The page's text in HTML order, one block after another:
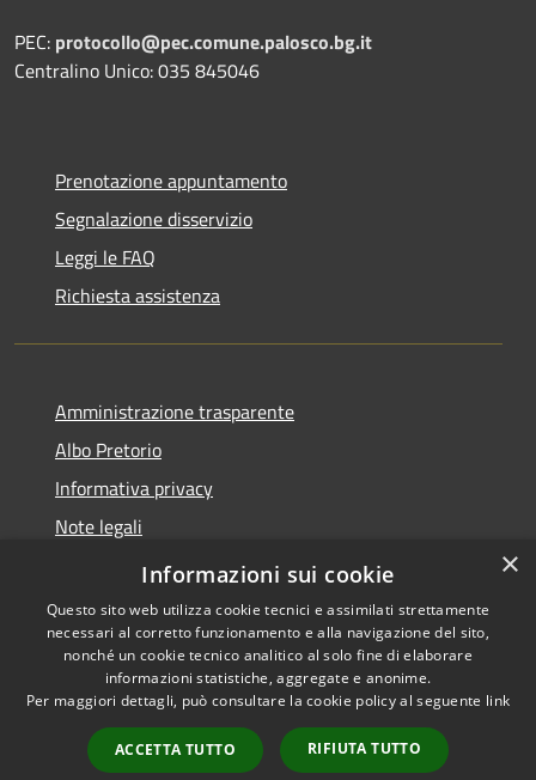
PEC: protocollo@pec.comune.palosco.bg.it
Centralino Unico: 035 845046
Prenotazione appuntamento
Segnalazione disservizio
Leggi le FAQ
Richiesta assistenza
Amministrazione trasparente
Albo Pretorio
Informativa privacy
Note legali
Dichiarazione di accessibilità
Accessibilità
Copyright © 2026 • Comune di
Palosco • Powered by
Municipium•
Accesso
redazione
×
Informazioni sui cookie
Questo sito web utilizza cookie tecnici e assimilati strettamente
necessari al corretto funzionamento e alla navigazione del sito,
nonché un cookie tecnico analitico al solo fine di elaborare
informazioni statistiche, aggregate e anonime.
Per maggiori dettagli, può consultare la cookie policy al seguente link
ACCETTA TUTTO RIFIUTA TUTTO